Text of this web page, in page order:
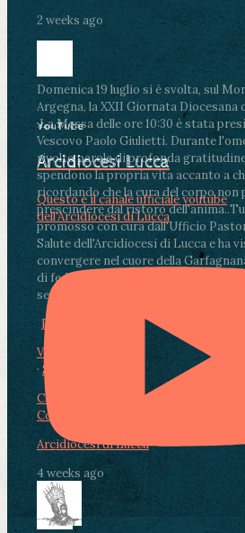
2 weeks ago
Domenica 19 luglio si è svolta, sul
Argegna, la XXII Giornata Diocesana
.La Messa delle ore 10:30 è stata
Vescovo Paolo Giulietti. Durante
rivolto parole di profonda
spendono la propria vita accanto a
ricordando che la cura del corpo non
prescindere dal ristoro dell'anima..
promosso con cura dall'Ufficio
Salute dell'Arcidiocesi di Lucca e ha
convergere nel cuore della
di fedeli, operatori sanitari, volontari
segnate dalla malattia.
Photo
View on Facebook
· Share
Condividi su Facebook
Condividi su LinkedIn
Arcidiocesi di Lucca
4 weeks ago
YouTube
Arcidiocesi Lucca
Questo è il canale ufficiale youtube
dell'Arcidiocesi di Lucca